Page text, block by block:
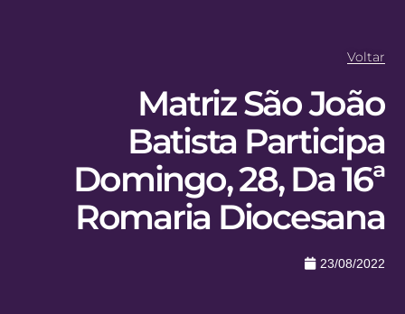
Voltar
Matriz São João
Batista Participa
Domingo, 28, Da 16ª
Romaria Diocesana
23/08/2022